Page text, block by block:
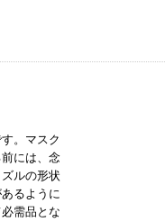
。マスク
には、念
ルの形状
るように
需品とな